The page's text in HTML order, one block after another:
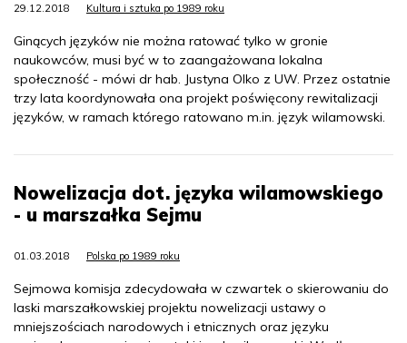
29.12.2018 Kultura i sztuka po 1989 roku
Ginących języków nie można ratować tylko w gronie
naukowców, musi być w to zaangażowana lokalna
społeczność - mówi dr hab. Justyna Olko z UW. Przez ostatnie
trzy lata koordynowała ona projekt poświęcony rewitalizacji
języków, w ramach którego ratowano m.in. język wilamowski.
Nowelizacja dot. języka wilamowskiego
- u marszałka Sejmu
01.03.2018 Polska po 1989 roku
Sejmowa komisja zdecydowała w czwartek o skierowaniu do
laski marszałkowskiej projektu nowelizacji ustawy o
mniejszościach narodowych i etnicznych oraz języku